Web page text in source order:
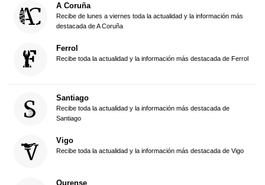
A Coruña
Recibe de lunes a viernes toda la actualidad y la información más
destacada de A Coruña
Ferrol
Recibe toda la actualidad y la información más destacada de Ferrol
Santiago
Recibe toda la actualidad y la información más destacada de
Santiago
Vigo
Recibe toda la actualidad y la información más destacada de Vigo
Ourense